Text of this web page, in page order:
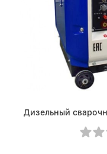
Дизельный